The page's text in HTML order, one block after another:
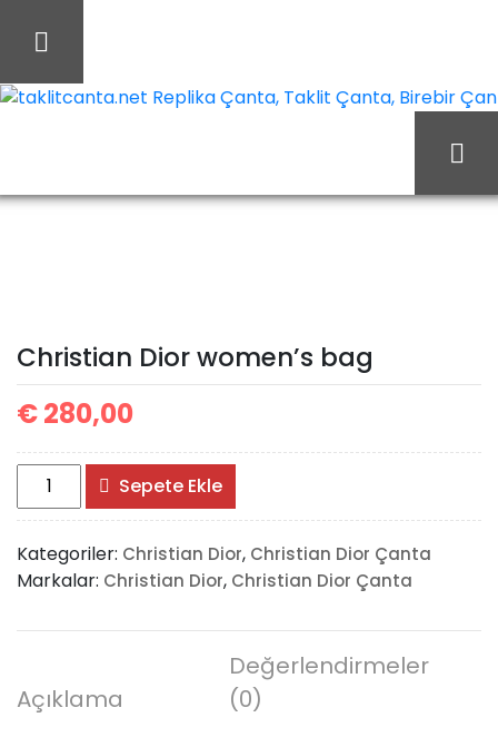
bag
Christian Dior women’s bag
€280,00
Christian
Dior
women’s
bag
adet
Sepete Ekle
Kategoriler: Christian Dior, Christian Dior Çanta
Markalar: Christian Dior, Christian Dior Çanta
Açıklama
Değerlendirmeler
(0)